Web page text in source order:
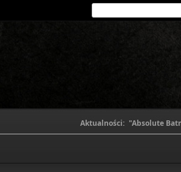
Aktualności: "Absolute